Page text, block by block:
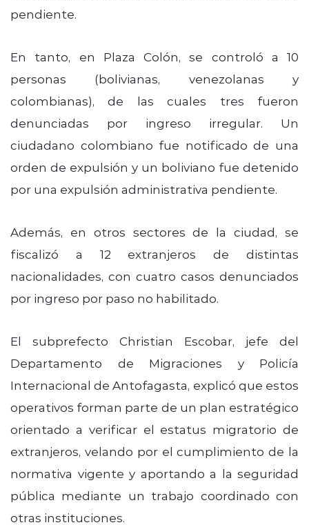
pendiente.
En tanto, en Plaza Colón, se controló a 10
personas (bolivianas, venezolanas y
colombianas), de las cuales tres fueron
denunciadas por ingreso irregular. Un
ciudadano colombiano fue notificado de una
orden de expulsión y un boliviano fue detenido
por una expulsión administrativa pendiente.
Además, en otros sectores de la ciudad, se
fiscalizó a 12 extranjeros de distintas
nacionalidades, con cuatro casos denunciados
por ingreso por paso no habilitado.
El subprefecto Christian Escobar, jefe del
Departamento de Migraciones y Policía
Internacional de Antofagasta, explicó que estos
operativos forman parte de un plan estratégico
orientado a verificar el estatus migratorio de
extranjeros, velando por el cumplimiento de la
normativa vigente y aportando a la seguridad
pública mediante un trabajo coordinado con
otras instituciones.